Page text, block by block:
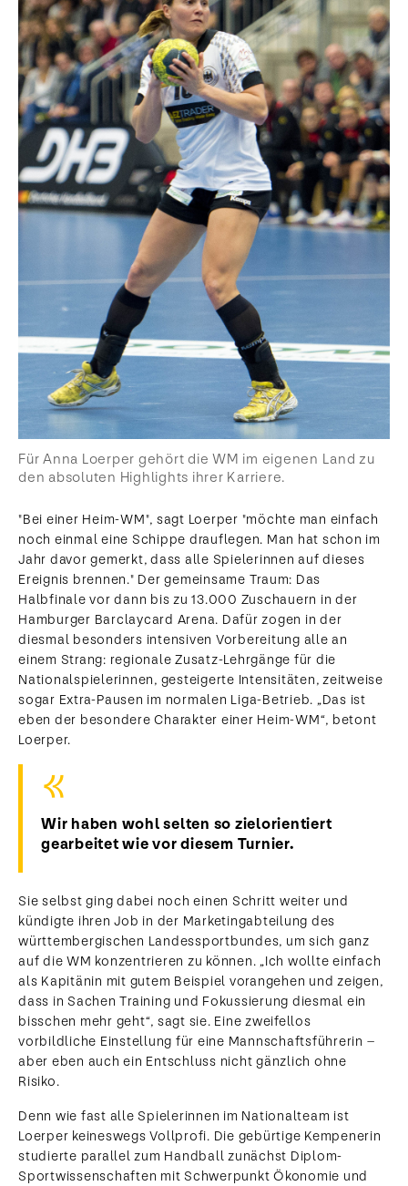
Für Anna Loerper gehört die WM im eigenen Land zu
den absoluten Highlights ihrer Karriere.
"Bei einer Heim-WM", sagt Loerper "möchte man einfach
noch einmal eine Schippe drauflegen. Man hat schon im
Jahr davor gemerkt, dass alle Spielerinnen auf dieses
Ereignis brennen." Der gemeinsame Traum: Das
Halbfinale vor dann bis zu 13.000 Zuschauern in der
Hamburger Barclaycard Arena. Dafür zogen in der
diesmal besonders intensiven Vorbereitung alle an
einem Strang: regionale Zusatz-Lehrgänge für die
Nationalspielerinnen, gesteigerte Intensitäten, zeitweise
sogar Extra-Pausen im normalen Liga-Betrieb. „Das ist
eben der besondere Charakter einer Heim-WM“, betont
Loerper.
Wir haben wohl selten so zielorientiert
gearbeitet wie vor diesem Turnier.
Sie selbst ging dabei noch einen Schritt weiter und
kündigte ihren Job in der Marketingabteilung des
württembergischen Landessportbundes, um sich ganz
auf die WM konzentrieren zu können. „Ich wollte einfach
als Kapitänin mit gutem Beispiel vorangehen und zeigen,
dass in Sachen Training und Fokussierung diesmal ein
bisschen mehr geht“, sagt sie. Eine zweifellos
vorbildliche Einstellung für eine Mannschaftsführerin –
aber eben auch ein Entschluss nicht gänzlich ohne
Risiko.
Denn wie fast alle Spielerinnen im Nationalteam ist
Loerper keineswegs Vollprofi. Die gebürtige Kempenerin
studierte parallel zum Handball zunächst Diplom-
Sportwissenschaften mit Schwerpunkt Ökonomie und